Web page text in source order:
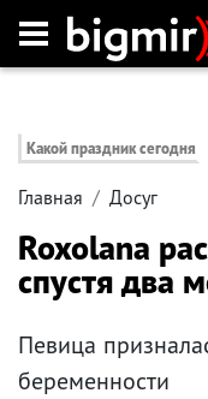
Какой праздник сегодня
Главная Досуг
Roxolana
спустя два
Певица
беременности